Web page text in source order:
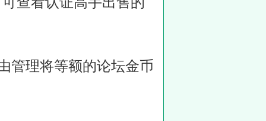
管理将等额的论坛金币